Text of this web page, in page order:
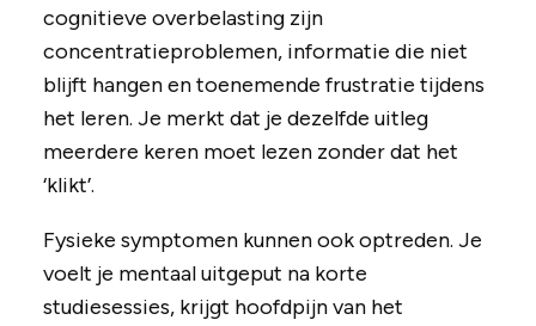
cognitieve overbelasting zijn
concentratieproblemen, informatie die niet
blijft hangen en toenemende frustratie tijdens
het leren. Je merkt dat je dezelfde uitleg
meerdere keren moet lezen zonder dat het
‘klikt’.
Fysieke symptomen kunnen ook optreden. Je
voelt je mentaal uitgeput na korte
studiesessies, krijgt hoofdpijn van het